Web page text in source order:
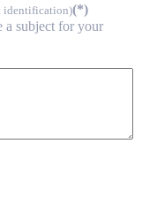
identification)(*)
a subject for your